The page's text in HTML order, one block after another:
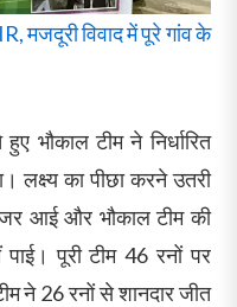
मजदूरी विवाद में पूरे गांव के
भौकाल टीम ने निर्धारित
लक्ष्य का पीछा करने उतरी
आई और भौकाल टीम की
पूरी टीम 46 रनों पर
ने 26 रनों से शानदार जीत